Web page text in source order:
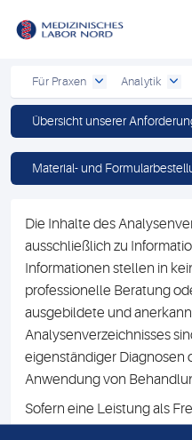
Für Praxen Analytik
Übersicht unserer
Material- und
Die Inhalte des
ausschließlich zu
Informationen stellen in
professionelle Beratung
ausgebildete und
Analysenverzeichnisses
eigenständiger Diagnosen
Anwendung von
Sofern eine Leistung als